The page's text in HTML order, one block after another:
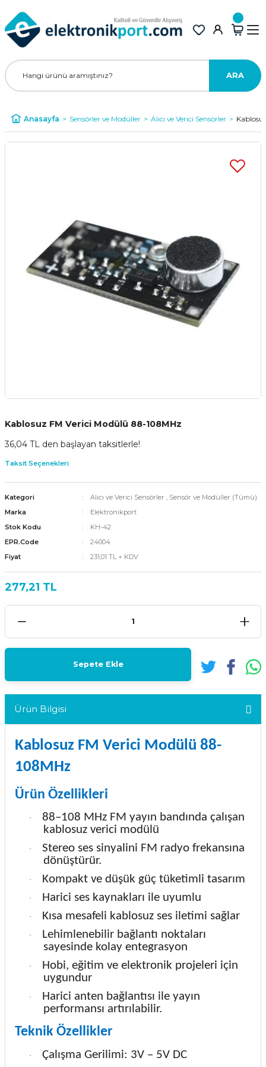
ARA
Anasayfa Sensörler ve Modüller Alıcı ve Verici Sensörler
Kablosuz FM Verici Modülü 88-108MHz
36,04 TL den başlayan taksitlerle!
Taksit Seçenekleri
Kategori Alıcı ve Verici Sensörler , Sensör ve Modüller (Tümü)
Marka
Elektronikport
Stok Kodu
KH-42
EPR.Code
24004
Fiyat
231,01 TL + KDV
277,21 TL
Sepete Ekle
Ürün Bilgisi
Kablosuz FM Verici Modülü 88-
108MHz
Ürün Özellikleri
·
88–108 MHz FM yayın bandında çalışan
kablosuz verici modülü
·
Stereo ses sinyalini FM radyo frekansına
dönüştürür.
· Kompakt ve düşük güç tüketimli tasarım
· Harici ses kaynakları ile uyumlu
· Kısa mesafeli kablosuz ses iletimi sağlar
·
Lehimlenebilir bağlantı noktaları
sayesinde kolay entegrasyon
·
Hobi, eğitim ve elektronik projeleri için
uygundur
·
Harici anten bağlantısı ile yayın
performansı artırılabilir.
Teknik Özellikler
·
Çalışma Gerilimi: 3V – 5V DC